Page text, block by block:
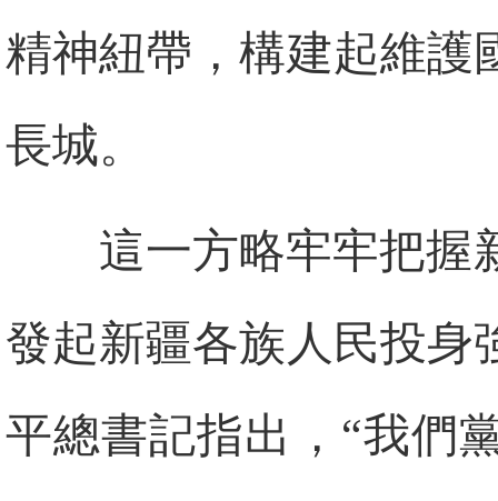
精神紐帶，構建起維護
長城。
這一方略牢牢把握
發起新疆各族人民投身
平總書記指出，“我們